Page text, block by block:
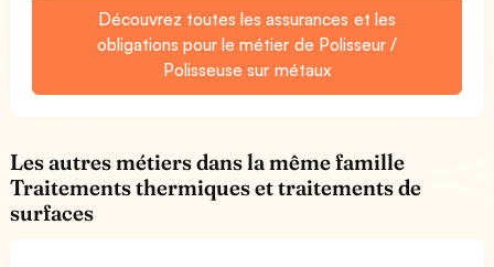
Découvrez toutes les assurances et les
obligations pour le métier de Polisseur /
Polisseuse sur métaux
Les autres métiers dans la même famille
Traitements thermiques et traitements de
surfaces